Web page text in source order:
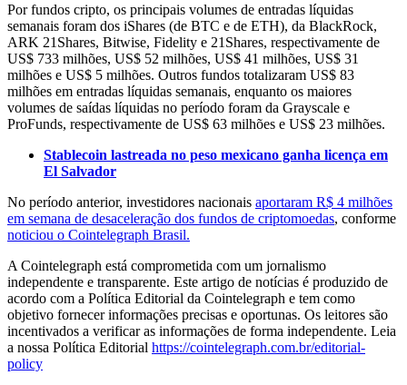
Por fundos cripto, os principais volumes de entradas líquidas
semanais foram dos iShares (de BTC e de ETH), da BlackRock,
ARK 21Shares, Bitwise, Fidelity e 21Shares, respectivamente de
US$ 733 milhões, US$ 52 milhões, US$ 41 milhões, US$ 31
milhões e US$ 5 milhões. Outros fundos totalizaram US$ 83
milhões em entradas líquidas semanais, enquanto os maiores
volumes de saídas líquidas no período foram da Grayscale e
ProFunds, respectivamente de US$ 63 milhões e US$ 23 milhões.
Stablecoin lastreada no peso mexicano ganha licença em
El Salvador
No período anterior, investidores nacionais aportaram R$ 4 milhões
em semana de desaceleração dos fundos de criptomoedas, conforme
noticiou o Cointelegraph Brasil.
A Cointelegraph está comprometida com um jornalismo
independente e transparente. Este artigo de notícias é produzido de
acordo com a Política Editorial da Cointelegraph e tem como
objetivo fornecer informações precisas e oportunas. Os leitores são
incentivados a verificar as informações de forma independente. Leia
a nossa Política Editorial https://cointelegraph.com.br/editorial-
policy